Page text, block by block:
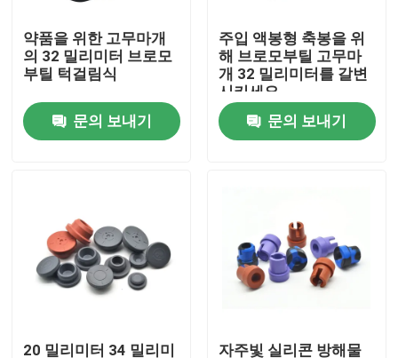
품질 관리
연락처
의학 실리콘 고무
의학 고무마개
충돌 시린지 플런저
약품을 위한 고무마개
의 32 밀리미터 브로모
부틸 턱걸림식
문의 보내기
주입 액봉형 축봉을 위
해 브로모부틸 고무마
개 32 밀리미터를 갈변
시키세요
문의 보내기
20 밀리미터 34 밀리미 자주빛 실리콘 방해물